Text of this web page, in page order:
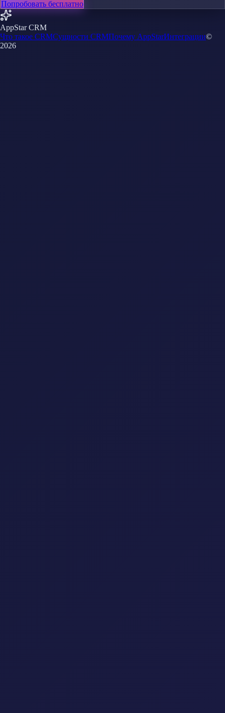
Попробовать бесплатно
AppStar CRM
Что такое CRMСущности CRMПочему AppStarИнтеграции©
2026